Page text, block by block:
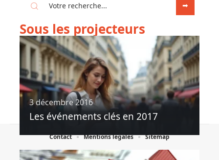
Sous les projecteurs
3 décembre 2016
Les événements clés en 2017
© 2025 | e-citynet.com
Contact Mentions légales Sitemap